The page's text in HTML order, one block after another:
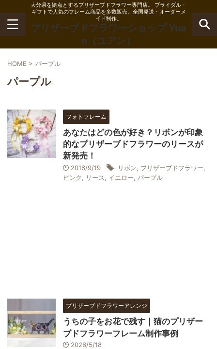
大分県を拠点とするプリザーブドフラワー専門店。 ブライダル・
ギフトで人気のフレーム商品を多数販売。全国発送・オーダーメ
イド制作。
プリザーブドフラワーショップ Yua
n（ユアン）
HOME > パープル
パープル
フォトフレーム
あなたはどの色が好き？リボンが印象
的なプリザーブドフラワーのリースが
新発売！
2016/9/19 リボン, プリザーブドフラワー,
ピンク, リース, イエロー, パープル
プリザーブドフラワーアレンジ
うちの子をお花で残す｜猫のプリザー
ブドフラワーフレーム制作事例
2026/5/18